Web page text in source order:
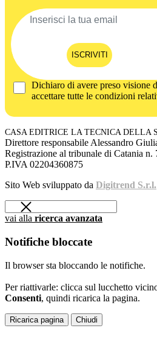
ISCRIVITI
Dichiaro di avere preso visione
accettare tutte le condizioni
CASA EDITRICE LA TECNICA DELLA
Direttore responsabile Alessandro
Registrazione al tribunale di Catania n.
P.IVA 02204360875
Sito Web sviluppato da Digitrend S.r.l.
vai alla ricerca avanzata
Notifiche bloccate
Il browser sta bloccando le notifiche.
Per riattivarle: clicca sul lucchetto
Consenti, quindi ricarica la pagina.
Ricarica pagina Chiudi